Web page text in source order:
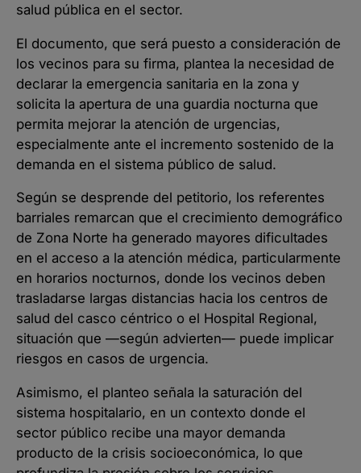
salud pública en el sector.
El documento, que será puesto a consideración de
los vecinos para su firma, plantea la necesidad de
declarar la emergencia sanitaria en la zona y
solicita la apertura de una guardia nocturna que
permita mejorar la atención de urgencias,
especialmente ante el incremento sostenido de la
demanda en el sistema público de salud.
Según se desprende del petitorio, los referentes
barriales remarcan que el crecimiento demográfico
de Zona Norte ha generado mayores dificultades
en el acceso a la atención médica, particularmente
en horarios nocturnos, donde los vecinos deben
trasladarse largas distancias hacia los centros de
salud del casco céntrico o el Hospital Regional,
situación que —según advierten— puede implicar
riesgos en casos de urgencia.
Asimismo, el planteo señala la saturación del
sistema hospitalario, en un contexto donde el
sector público recibe una mayor demanda
producto de la crisis socioeconómica, lo que